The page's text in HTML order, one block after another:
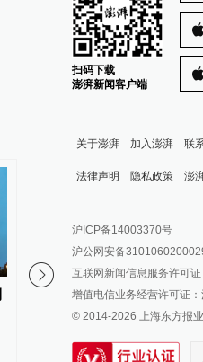
难以落地的动迁款：深圳罗
两村民追讨两千万元动迁款
扫码下载
澎湃新闻客户端
关于澎湃 加入澎湃 联
法律声明 隐私政策 澎
澎湃新闻公
澎湃新闻抖
派生万物
IP
SIXTH
报料邮箱:
沪ICP备14003370号
沪公网安备
互联网新闻信息服务许可
增值电信业务经营许可证
© 2014-2026 上海东方报